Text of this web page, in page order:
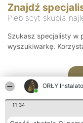
ORŁY
11:34
Znajdź
Plebiscyt skupia
Szukasz specjalisty w
wyszukiwarkę.